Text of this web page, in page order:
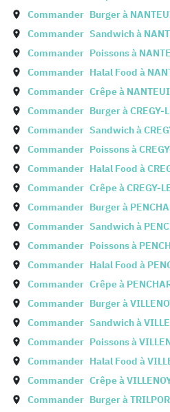
Commander Burger à
Commander Sandwich à
Commander Poissons à
Commander Halal Food à
Commander Crêpe à
Commander Burger àCREGY-
Commander Sandwich à
Commander Poissons à
Commander Halal Food à
Commander Crêpe àCREGY-
Commander Burger à
Commander Sandwich à
Commander Poissons à
Commander Halal Food à
Commander Crêpe à
Commander Burger à
Commander Sandwich à
Commander Poissons à
Commander Halal Food à
Commander Crêpe à
Commander Burger à